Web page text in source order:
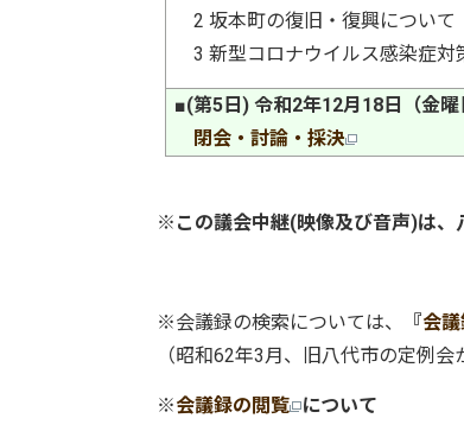
2 坂本町の復旧・復興について
3 新型コロナウイルス感染症対
■(第5日) 令和2年12月18日（金曜
閉会・討論・採決
※ この議会中継(映像及び音声)は、
※会議録の検索については、 『会
（昭和62年3月、旧八代市の定例会
※会議録の閲覧 について